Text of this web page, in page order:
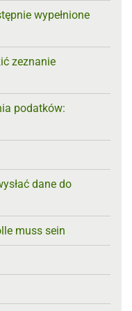
wypełnione
zeznanie
podatków:
dane do
muss sein